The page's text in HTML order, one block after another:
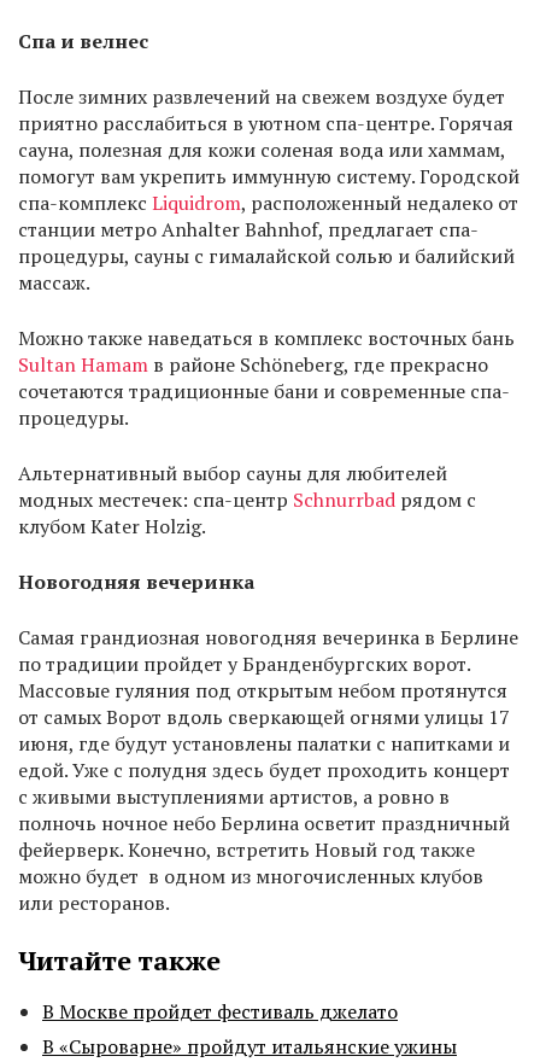
Спа и велнес
После зимних развлечений на свежем воздухе будет
приятно расслабиться в уютном спа-центре. Горячая
сауна, полезная для кожи соленая вода или хаммам,
помогут вам укрепить иммунную систему. Городской
спа-комплекс Liquidrom, расположенный недалеко от
станции метро Anhalter Bahnhof, предлагает спа-
процедуры, сауны с гималайской солью и балийский
массаж.
Можно также наведаться в комплекс восточных бань
Sultan Hamam в районе Schöneberg, где прекрасно
сочетаются традиционные бани и современные спа-
процедуры.
Альтернативный выбор сауны для любителей
модных местечек: спа-центр Schnurrbad рядом с
клубом Kater Holzig.
Новогодняя вечеринка
Самая грандиозная новогодняя вечеринка в Берлине
по традиции пройдет у Бранденбургских ворот.
Массовые гуляния под открытым небом протянутся
от самых Ворот вдоль сверкающей огнями улицы 17
июня, где будут установлены палатки с напитками и
едой. Уже с полудня здесь будет проходить концерт
с живыми выступлениями артистов, а ровно в
полночь ночное небо Берлина осветит праздничный
фейерверк. Конечно, встретить Новый год также
можно будет в одном из многочисленных клубов
или ресторанов.
Читайте также
В Москве пройдет фестиваль джелато
В «Сыроварне» пройдут итальянские ужины